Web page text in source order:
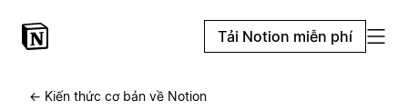
Tải Notion miễn phí
← Kiến thức cơ bản về Notion